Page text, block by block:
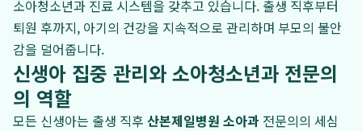
소아청소년과 진료 시스템을 갖추고 있습니다. 출생 직후부터
퇴원 후까지, 아기의 건강을 지속적으로 관리하며 부모의 불안
감을 덜어줍니다.
신생아 집중 관리와 소아청소년과 전문의
의 역할
모든 신생아는 출생 직후 산본제일병원 소아과 전문의의 세심